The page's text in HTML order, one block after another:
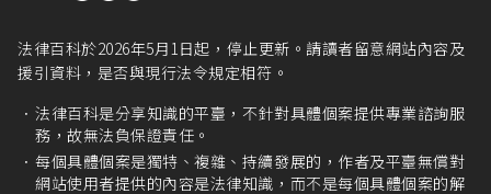
法律百科於2026年5月1日起，停止更新。請讀者留意網站內容及
援引資料，是否與現行法令規定相符。
法律百科是分享知識的平臺，不針對具體個案提供專業諮詢服
務，故無法負保證責任。
每個具體個案是獨特、複雜、持續發展的，作者及平臺無償對
網站使用者提供的內容是法律知識，而不是每個具體個案的解